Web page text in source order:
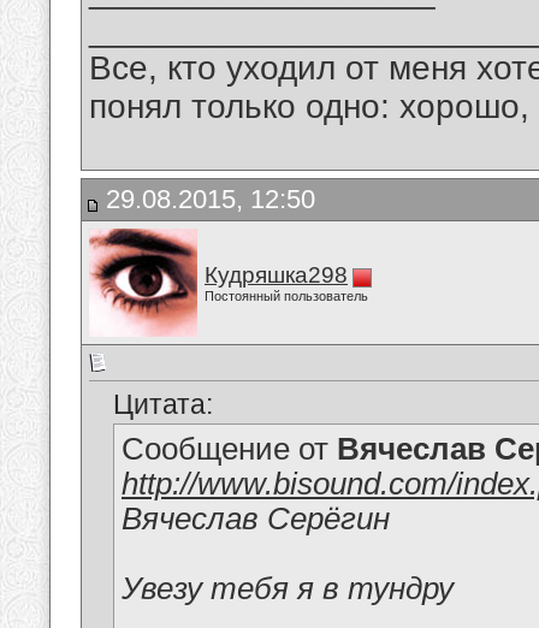
Все, кто уходил от меня
понял только одно:
29.08.2015, 12:50
Кудряшка298
Постоянный пользователь
Цитата:
Сообщение от Вячеслав
http://www.bisound.com/
Вячеслав Серёгин
Увезу тебя я в тундру